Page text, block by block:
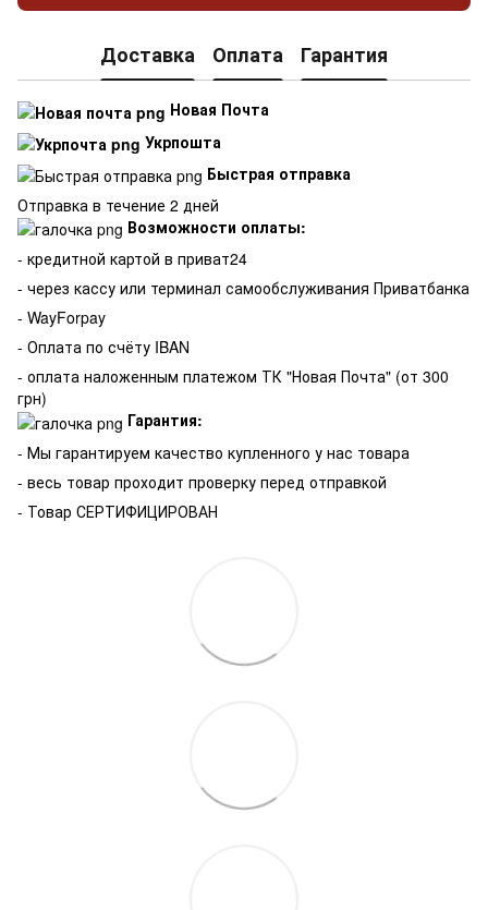
Доставка Оплата Гарантия
Новая Почта
Укрпошта
Быстрая отправка
Отправка в течение 2 дней
Возможности оплаты:
- кредитной картой в приват24
- через кассу или терминал самообслуживания Приватбанка
- WayForpay
- Оплата по счёту IBAN
- оплата наложенным платежом ТК "Новая Почта" (от 300
грн)
Гарантия:
- Мы гарантируем качество купленного у нас товара
- весь товар проходит проверку перед отправкой
- Товар СЕРТИФИЦИРОВАН